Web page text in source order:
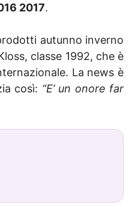
2017.
autunno inverno
classe 1992, che è
La news è
così: “E’ un onore far